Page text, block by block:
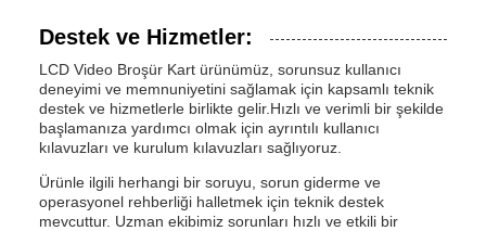
Destek ve Hizmetler:
LCD Video Broşür Kart ürünümüz, sorunsuz kullanıcı
deneyimi ve memnuniyetini sağlamak için kapsamlı teknik
destek ve hizmetlerle birlikte gelir.Hızlı ve verimli bir şekilde
başlamanıza yardımcı olmak için ayrıntılı kullanıcı
kılavuzları ve kurulum kılavuzları sağlıyoruz.
Ürünle ilgili herhangi bir soruyu, sorun giderme ve
operasyonel rehberliği halletmek için teknik destek
mevcuttur. Uzman ekibimiz sorunları hızlı ve etkili bir